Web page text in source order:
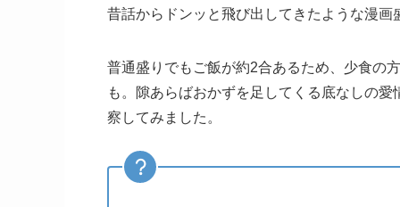
昔話からドンッと飛び出してきたような漫
普通盛りでもご飯が約2合あるため、少食の
も。隙あらばおかずを足してくる底なしの
察してみました。